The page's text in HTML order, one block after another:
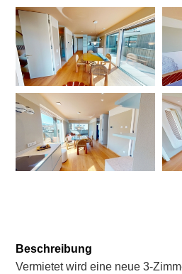
Beschreibung
Vermietet wird eine neue 3-